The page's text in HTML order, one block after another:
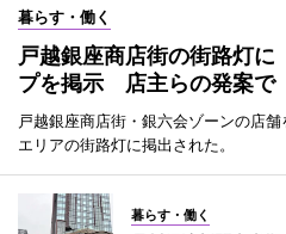
暮らす・働く
戸越銀座商店街の街路灯に
プを掲示 店主らの発案で
戸越銀座商店街・銀六会ゾーンの店
エリアの街路灯に掲出された。
暮らす・働く